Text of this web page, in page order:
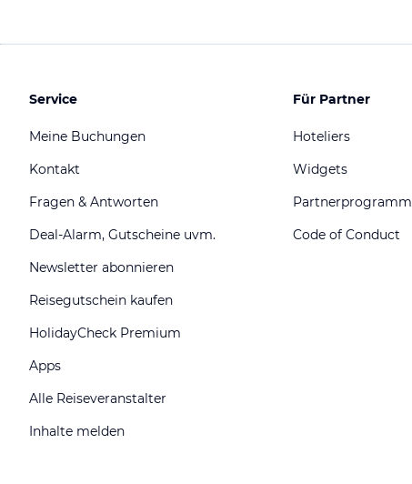
Service
Meine Buchungen
Kontakt
Fragen & Antworten
Deal-Alarm, Gutscheine uvm.
Newsletter abonnieren
Reisegutschein kaufen
HolidayCheck Premium
Apps
Alle Reiseveranstalter
Inhalte melden
Für Partner
Hoteliers
Widgets
Partnerprogramm
Code of Conduct